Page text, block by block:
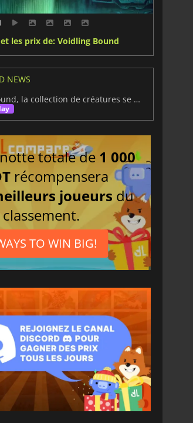
les prix de: Voidling Bound
NEWS
Avec Voidling Bound, la collection de créatures se réinvente
totale de 1 000
récompensera
joueurs du
classement.
TO WIN BIG!